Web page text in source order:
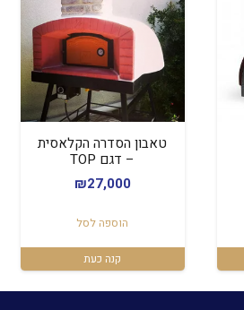
טאבון הסדרה הקלאסית
– דגם TOP
₪27,000
הוספה לסל
קנה כעת